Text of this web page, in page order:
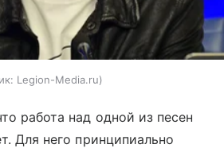
Legion-Media.ru
работа над одной из песен
Для него принципиально